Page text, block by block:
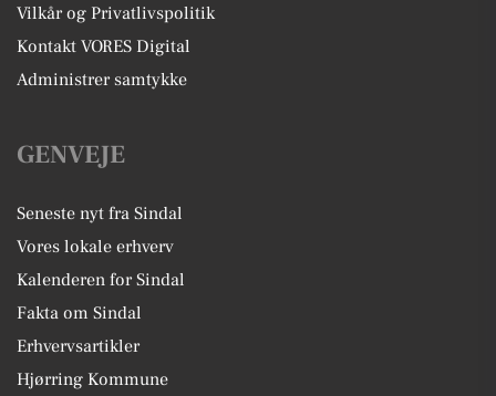
Vilkår og Privatlivspolitik
Kontakt VORES Digital
Administrer samtykke
GENVEJE
Seneste nyt fra Sindal
Vores lokale erhverv
Kalenderen for Sindal
Fakta om Sindal
Erhvervsartikler
Hjørring Kommune